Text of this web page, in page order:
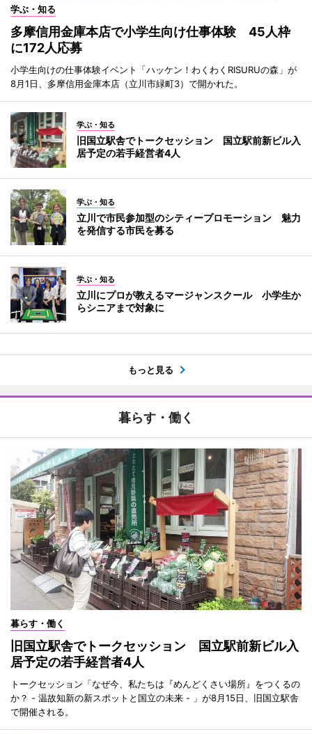
学ぶ・知る
多摩信用金庫本店で小学生向け仕事体験 45人枠
に172人応募
小学生向けの仕事体験イベント「ハッケン！わくわくRISURUの森」が
8月1日、多摩信用金庫本店（立川市緑町3）で開かれた。
学ぶ・知る
旧国立駅舎でトークセッション 国立駅前新ビル入
居予定の若手経営者4人
学ぶ・知る
立川で市民参加型のシティープロモーション 魅力
を発信する市民を募る
学ぶ・知る
立川にプロが教えるマージャンスクール 小学生か
らシニアまで対象に
もっと見る
暮らす・働く
暮らす・働く
旧国立駅舎でトークセッション 国立駅前新ビル入
居予定の若手経営者4人
トークセッション「なぜ今、私たちは『めんどくさい場所』をつくるの
か？ - 温故知新の新スポットと国立の未来 - 」が8月15日、旧国立駅舎
で開催される。